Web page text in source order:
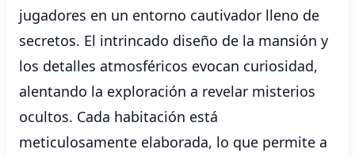
jugadores en un entorno cautivador lleno de
secretos. El intrincado diseño de la mansión y
los detalles atmosféricos evocan curiosidad,
alentando la exploración a revelar misterios
ocultos. Cada habitación está
meticulosamente elaborada, lo que permite a